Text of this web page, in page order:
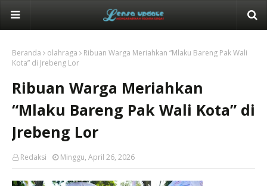
Beranda olahraga
Ribuan Warga Meriahkan “Mlaku Bareng Pak Wali
Kota” di Jrebeng Lor
Ribuan Warga Meriahkan
“Mlaku Bareng Pak Wali Kota” di
Jrebeng Lor
Redaksi Minggu, April 26, 2026